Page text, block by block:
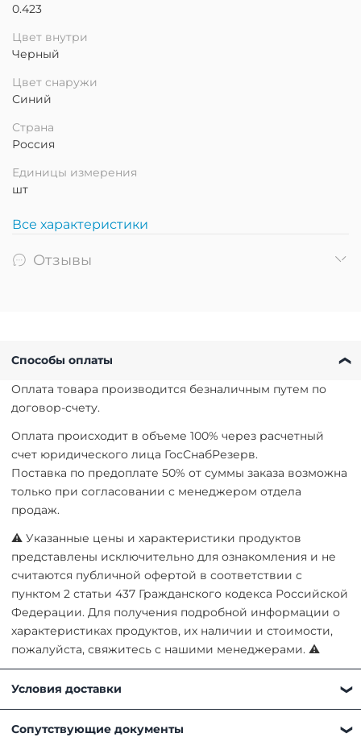
0.423
Цвет внутри
Черный
Цвет снаружи
Синий
Страна
Россия
Единицы измерения
шт
Все характеристики
Отзывы
Способы оплаты
Оплата товара производится безналичным путем по
договор-счету.
Оплата происходит в объеме 100% через расчетный
счет юридического лица ГосСнабРезерв.
Поставка по предоплате 50% от суммы заказа возможна
только при согласовании с менеджером отдела
продаж.
⚠ Указанные цены и характеристики продуктов
представлены исключительно для ознакомления и не
считаются публичной офертой в соответствии с
пунктом 2 статьи 437 Гражданского кодекса Российской
Федерации. Для получения подробной информации о
характеристиках продуктов, их наличии и стоимости,
пожалуйста, свяжитесь с нашими менеджерами. ⚠
Условия доставки
способом:
Сопутствующие документы